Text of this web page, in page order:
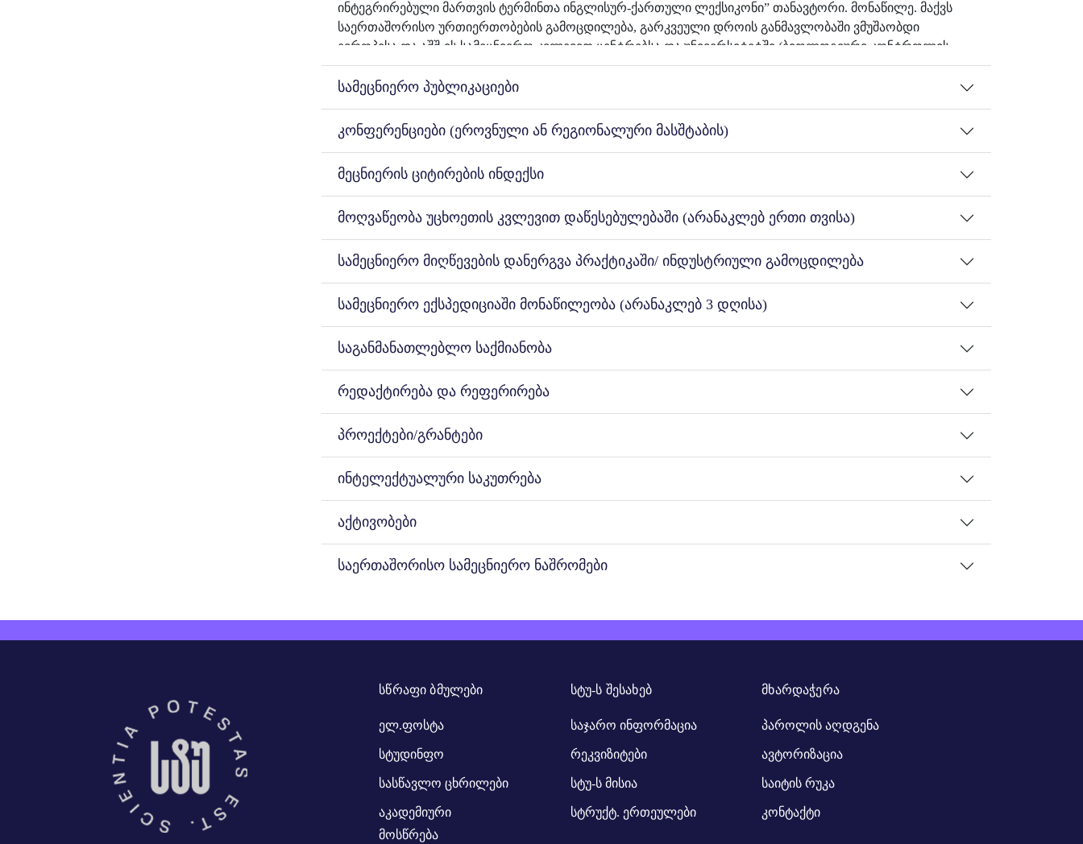
ინტეგრირებული მართვის ტერმინთა ინგლისურ-ქართული ლექსიკონი” თანავტორი. მონაწილე. მაქვს
საერთაშორისო ურთიერთობების გამოცდილება, გარკვეული დროის განმავლობაში ვმუშაობდი
ევროპისა და აშშ-ის სამეცნიერო კვლევით ცენტრებსა და უნივერსიტეტში (ბიოლოგიური კონტროლის
ინსტიტუტი, დარმშტატი, გერმანია, ვერმონტის ნივერსიტეტი, აშშ; აშშ-ის საერთაშორისო განვითარების
სააგენტო, სატყეო სამსახური). ვარ საქართველოს მეცნიერებათა ეროვნული აკადემიის ეკოლოგიური
საინჟინრო ეკოლოგიის განყოფილების მრჩეველი. გარდა კვლევითი საქმიანობისა მაქვს პედაგოგიური
გამოცდილება. ვკითხულობ ლექციებს სხვადასხვა უნივერსიტეტებში. უკვე 10 წელია ინტენსიურად ვმუშაობ
სამეცნიერო პუბლიკაციები
კონფერენციები (ეროვნული ან რეგიონალური მასშტაბის)
მეცნიერის ციტირების ინდექსი
მოღვაწეობა უცხოეთის კვლევით დაწესებულებაში (არანაკლებ ერთი თვისა)
სამეცნიერო მიღწევების დანერგვა პრაქტიკაში/ ინდუსტრიული გამოცდილება
სამეცნიერო ექსპედიციაში მონაწილეობა (არანაკლებ 3 დღისა)
საგანმანათლებლო საქმიანობა
რედაქტირება და რეფერირება
პროექტები/გრანტები
ინტელექტუალური საკუთრება
აქტივობები
საერთაშორისო სამეცნიერო ნაშრომები
ᲡᲬᲠᲐᲤᲘ ᲑᲛᲣᲚᲔᲑᲘ
ელ.ფოსტა
სტუდინფო
სასწავლო ცხრილები
აკადემიური
მოსწრება
ᲡᲢᲣ-Ს ᲨᲔᲡᲐᲮᲔᲑ
საჯარო ინფორმაცია
რეკვიზიტები
სტუ-ს მისია
სტრუქტ. ერთეულები
ᲛᲮᲐᲠᲓᲐᲭᲔᲠᲐ
პაროლის აღდგენა
ავტორიზაცია
საიტის რუკა
კონტაქტი